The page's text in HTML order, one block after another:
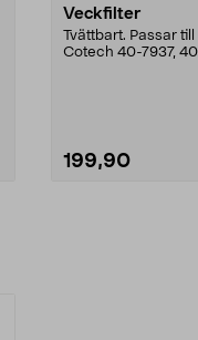
Veckfilter
Tvättbart. Passar
Cotech 40-7937,
199,90